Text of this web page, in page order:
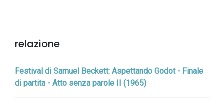
relazione
Festival di Samuel Beckett: Aspettando Godot - Finale
di partita - Atto senza parole II (1965)